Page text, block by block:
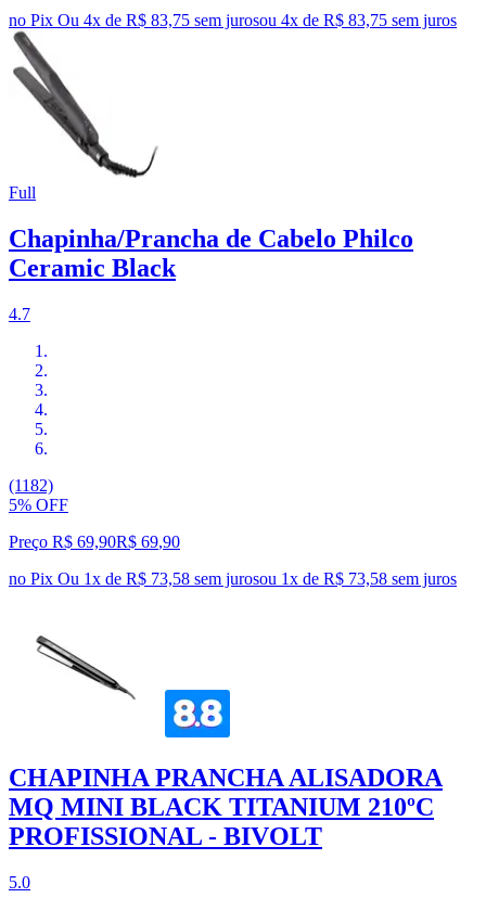
no Pix Ou 4x de R$ 83,75 sem jurosou 4x de R$ 83,75 sem juros
Full
Chapinha/Prancha de Cabelo Philco
Ceramic Black
4.7
(1182)
5% OFF
Preço R$ 69,90R$ 69,90
no Pix Ou 1x de R$ 73,58 sem jurosou 1x de R$ 73,58 sem juros
CHAPINHA PRANCHA ALISADORA
MQ MINI BLACK TITANIUM 210ºC
PROFISSIONAL - BIVOLT
5.0